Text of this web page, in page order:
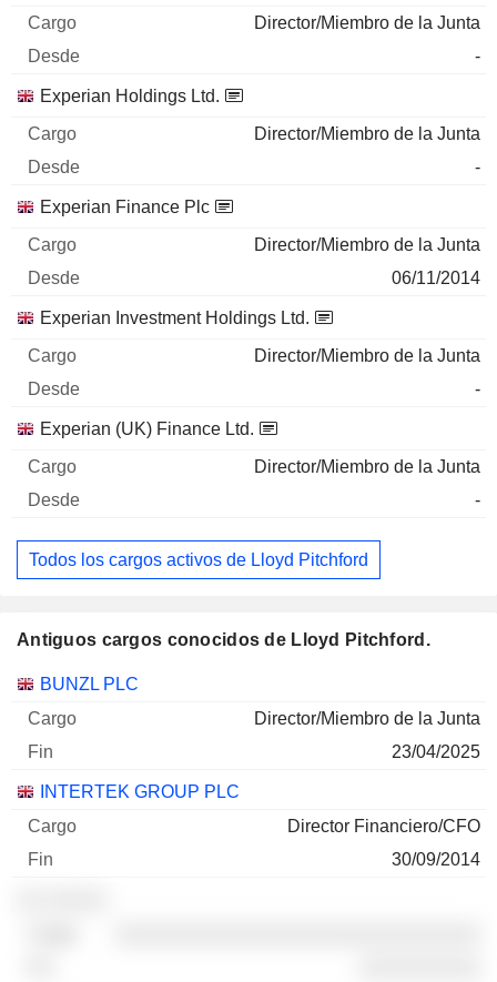
Director/Miembro de la Junta
-
Experian Holdings Ltd.
Director/Miembro de la Junta
-
Experian Finance Plc
Director/Miembro de la Junta
06/11/2014
Experian Investment Holdings Ltd.
Director/Miembro de la Junta
-
Experian (UK) Finance Ltd.
Director/Miembro de la Junta
-
Todos los cargos activos de Lloyd Pitchford
Antiguos cargos conocidos de Lloyd Pitchford.
Empresas Cargo
BUNZL PLC
Director/Miembro de la Junta
23/04/2025
INTERTEK GROUP PLC
Director Financiero/CFO
30/09/2014